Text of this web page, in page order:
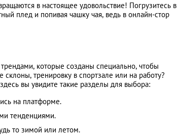
в настоящее удовольствие! Погрузитесь в
плед и попивая чашку чая, ведь в онлайн-стор
которые созданы специально, чтобы
тренировку в спортзале или на работу?
вы увидите такие разделы для выбора:
на платформе.
тенденциями.
то зимой или летом.